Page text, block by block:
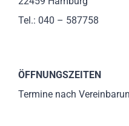
Tel.: 040 – 587758
ÖFFNUNGSZEITEN
Termine nach